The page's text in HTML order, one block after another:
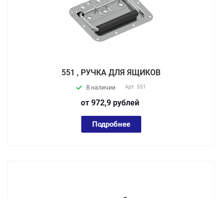
551 , РУЧКА ДЛЯ ЯЩИКОВ
В наличии Арт. 551
от 972,9 рублей
Подробнее